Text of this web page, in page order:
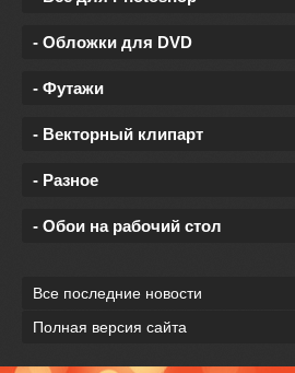
- Обложки для DVD
- Футажи
- Векторный клипарт
- Разное
- Обои на рабочий стол
Все последние новости
Полная версия сайта